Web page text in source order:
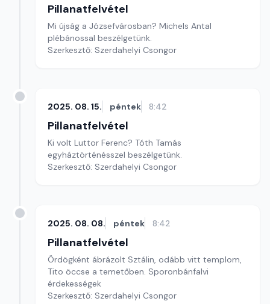
Pillanatfelvétel
Mi újság a Józsefvárosban? Michels Antal
plébánossal beszélgetünk.
Szerkesztő: Szerdahelyi Csongor
2025. 08. 15. péntek 8:42
Pillanatfelvétel
Ki volt Luttor Ferenc? Tóth Tamás
egyháztörténésszel beszélgetünk.
Szerkesztő: Szerdahelyi Csongor
2025. 08. 08. péntek 8:42
Pillanatfelvétel
Ördögként ábrázolt Sztálin, odább vitt templom,
Tito öccse a temetőben. Sporonbánfalvi
érdekességek
Szerkesztő: Szerdahelyi Csongor